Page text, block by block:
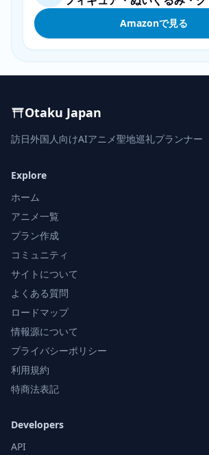
Amazonで見る
Otaku Japan
訪日外国人向けAIアニメ聖地巡礼プランナー
Explore
ホーム
アニメ一覧
プラン作成
コミュニティ
サイトについて
よくある質問
ロードマップ
情報源について
プライバシーポリシー
利用規約
特商法表記
Developers
API